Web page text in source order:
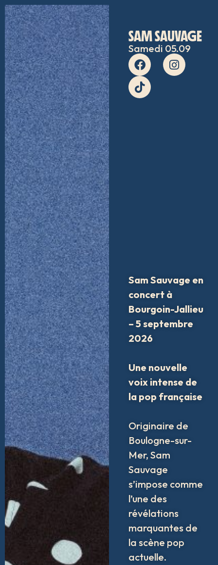
SAM SAUVAGE
Samedi 05.09
Sam Sauvage en
concert à
Bourgoin-Jallieu
– 5 septembre
2026
Une nouvelle
voix intense de
la pop française
Originaire de
Boulogne-sur-
Mer, Sam
Sauvage
s’impose comme
l’une des
révélations
marquantes de
la scène pop
actuelle.